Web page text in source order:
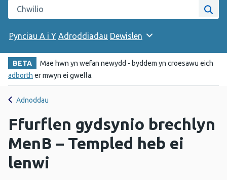
Chwilio gwefan Iechyd Cyhoeddus Cymru
Pynciau A i Y Adroddiadau Dewislen
BETA
Mae hwn yn wefan newydd - byddem yn croesawu eich
adborth er mwyn ei gwella.
Adnoddau
Ffurflen gydsynio brechlyn
MenB – Templed heb ei
lenwi